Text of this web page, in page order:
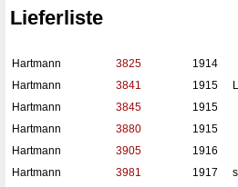
Lieferliste
Hartmann 3825
1914
Hartmann
3841 1915
Hartmann
3845
1915
Hartmann
3880
1915
Hartmann
3905
1916
Hartmann
3981 1917